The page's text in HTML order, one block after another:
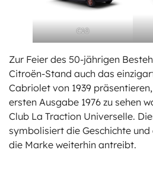
C10
Zur Feier des 50-jährigen
Citroën-Stand auch das
Cabriolet von 1939
ersten Ausgabe 1976 zu sehen
Club La Traction Universelle.
symbolisiert die Geschichte
die Marke weiterhin antreibt.